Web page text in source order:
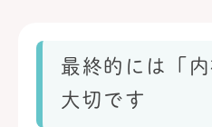
最終的には「
大切です